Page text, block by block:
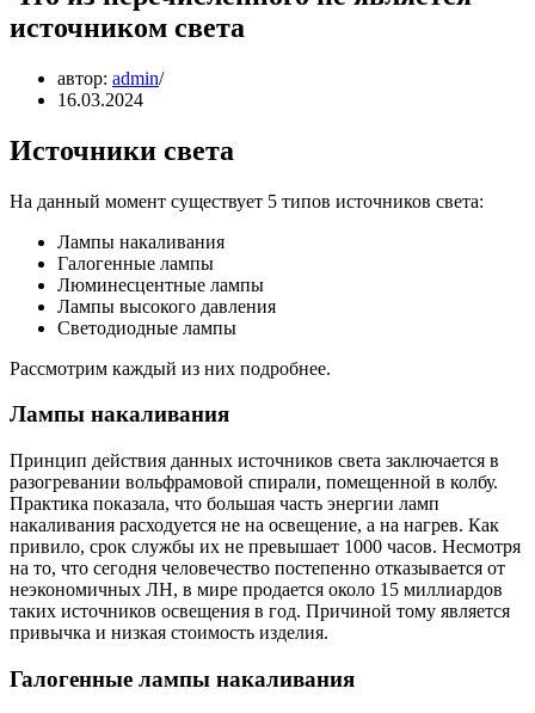
источником света
автор: admin
16.03.2024
Источники света
На данный момент существует 5 типов источников света:
Лампы накаливания
Галогенные лампы
Люминесцентные лампы
Лампы высокого давления
Светодиодные лампы
Рассмотрим каждый из них подробнее.
Лампы накаливания
Принцип действия данных источников света заключается в
разогревании вольфрамовой спирали, помещенной в колбу.
Практика показала, что большая часть энергии ламп
накаливания расходуется не на освещение, а на нагрев. Как
привило, срок службы их не превышает 1000 часов. Несмотря
на то, что сегодня человечество постепенно отказывается от
неэкономичных ЛН, в мире продается около 15 миллиардов
таких источников освещения в год. Причиной тому является
привычка и низкая стоимость изделия.
Галогенные лампы накаливания